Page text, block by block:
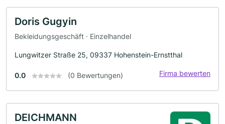
Doris Gugyin
Bekleidungsgeschäft · Einzelhandel
Lungwitzer Straße 25, 09337 Hohenstein-Ernstthal
0.0 (0 Bewertungen) Firma bewerten
DEICHMANN